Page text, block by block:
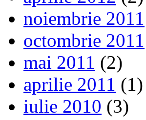
noiembrie 2011
octombrie 2011
mai 2011 (2)
aprilie 2011 (1)
iulie 2010 (3)